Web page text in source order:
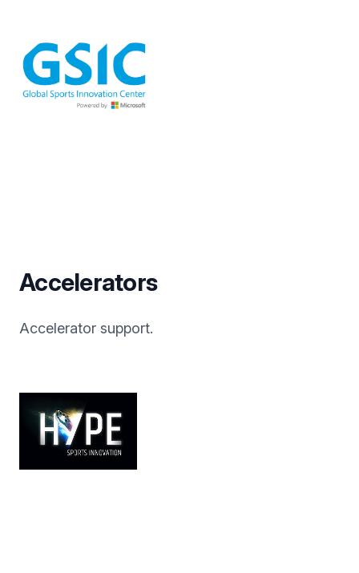
Accelerators
Accelerator support.